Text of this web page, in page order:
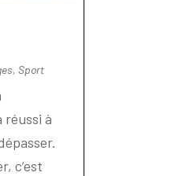
, Sport
réussi à
c’est